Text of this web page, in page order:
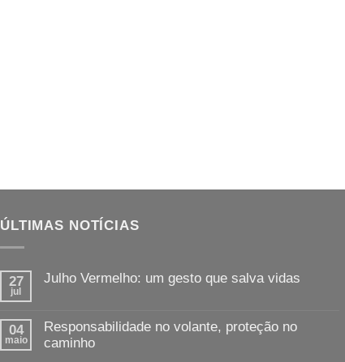
ÚLTIMAS NOTÍCIAS
27
jul
Julho Vermelho: um gesto que salva vidas
04
maio
Responsabilidade no volante, proteção no
caminho